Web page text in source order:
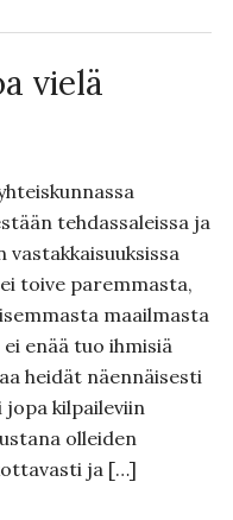
vielä
tehdassaleissa ja
toive paremmasta,
maailmasta
enää tuo ihmisiä
heidät näennäisesti
kilpaileviin
olleiden
ja […]